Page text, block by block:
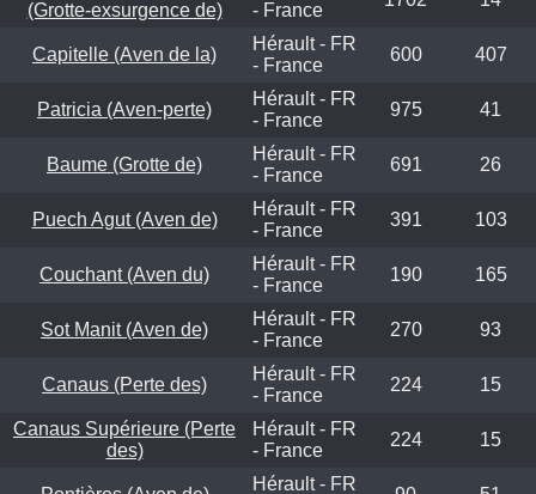
(Grotte-exsurgence de) - France
Capitelle (Aven de la)
Hérault - FR
- France
600 407
Patricia (Aven-perte)
Hérault - FR
- France
975 41
Baume (Grotte de)
Hérault - FR
- France
691 26
Puech Agut (Aven de)
Hérault - FR
- France
391 103
Couchant (Aven du)
Hérault - FR
- France
190 165
Sot Manit (Aven de)
Hérault - FR
- France
270 93
Canaus (Perte des)
Hérault - FR
- France
224 15
Canaus Supérieure (Perte
des)
Hérault - FR
- France
224 15
Hérault - FR